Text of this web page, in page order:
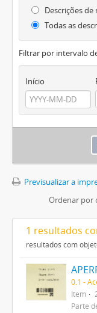
Descrições
Todas as
Filtrar por intervalo
Início
Previsualizar a
Ordenar por
1 resultados
resultados com
0.1 -
Item
Parte